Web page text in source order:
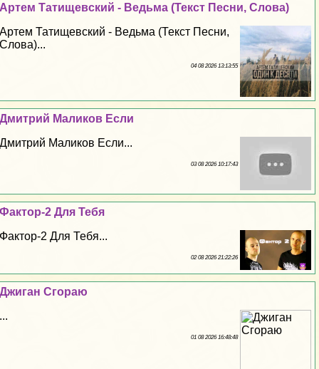
Артем Татищевский - Ведьма (Текст Песни, Слова)
Артем Татищевский - Ведьма (Текст Песни,
Слова)...
04 08 2026 13:13:55
Дмитрий Маликов Если
Дмитрий Маликов Если...
03 08 2026 10:17:43
Фактор-2 Для Тебя
Фактор-2 Для Тебя...
02 08 2026 21:22:26
Джиган Сгораю
...
01 08 2026 16:48:48